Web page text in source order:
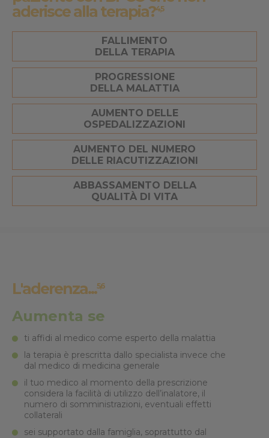
aderisce alla terapia?4,5
FALLIMENTO
DELLA TERAPIA
PROGRESSIONE
DELLA MALATTIA
AUMENTO DELLE
OSPEDALIZZAZIONI
AUMENTO DEL NUMERO
DELLE RIACUTIZZAZIONI
ABBASSAMENTO DELLA
QUALITÀ DI VITA
L'aderenza...5,6
Aumenta se
ti affidi al medico come esperto della malattia
la terapia è prescritta dallo specialista invece che
dal medico di medicina generale
il tuo medico al momento della prescrizione
considera la facilità di utilizzo dell’inalatore, il
numero di somministrazioni, eventuali effetti
collaterali
sei supportato dalla famiglia, soprattutto dal